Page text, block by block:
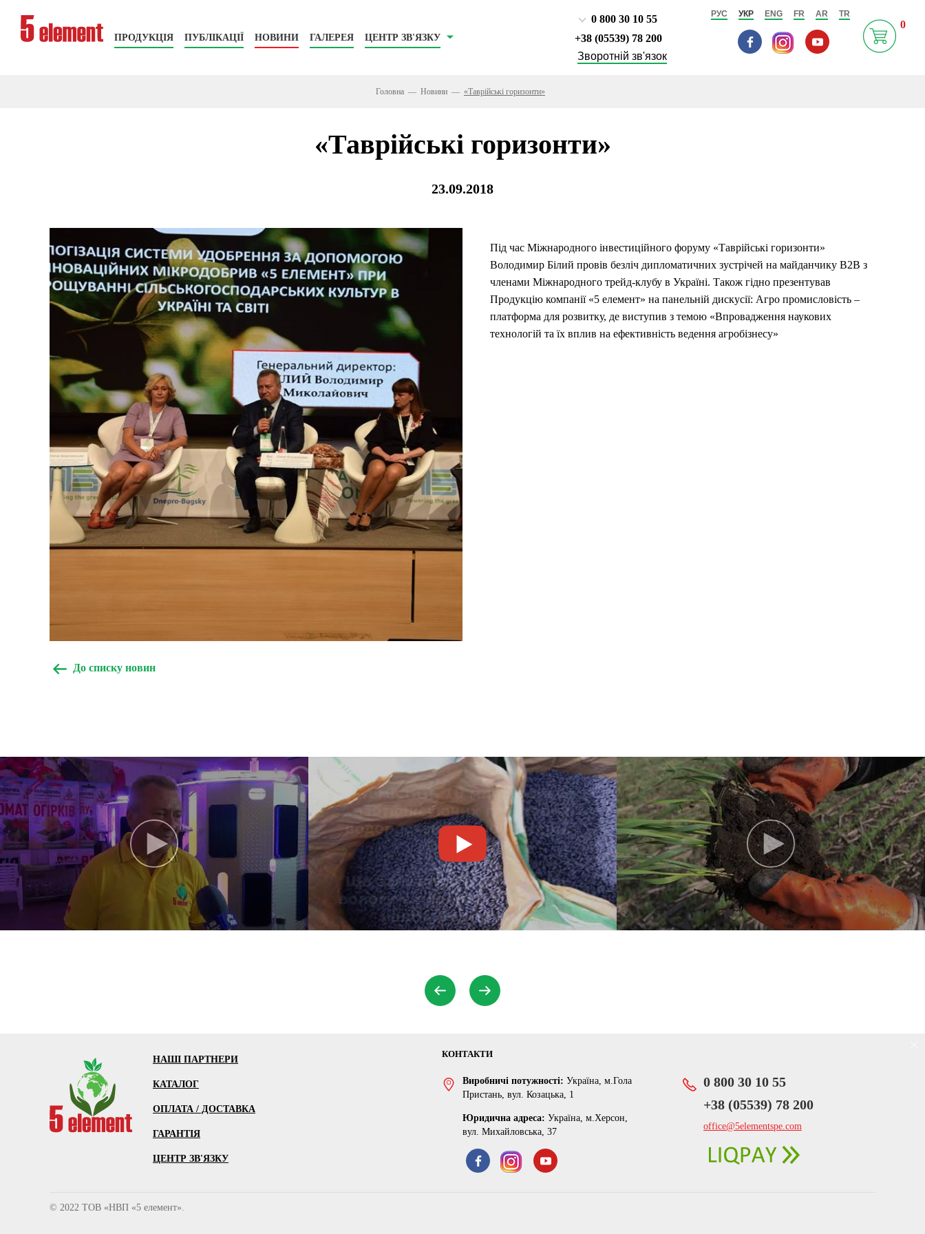
ПРОДУКЦІЯ ПУБЛІКАЦІЇ НОВИНИ ГАЛЕРЕЯ ЦЕНТР ЗВ'ЯЗКУ
0 800 30 10 55
‎+38 (05539) 78 200
Зворотній зв'язок
РУС УКР ENG FR AR TR
0
Головна Новини «Таврійські горизонти»
«Таврійські горизонти»
23.09.2018
Під час Міжнародного інвестиційного форуму «Таврійські горизонти»
Володимир Білий провів безліч дипломатичних зустрічей на майданчику В2В з
членами Міжнародного трейд-клубу в Україні. Також гідно презентував
Продукцію компанії «5 елемент» на панельній дискусії: Агро промисловість –
платформа для розвитку, де виступив з темою «Впровадження наукових
технологій та їх вплив на ефективність ведення агробізнесу»
До списку новин
НАШІ ПАРТНЕРИ
КАТАЛОГ
ОПЛАТА / ДОСТАВКА
ГАРАНТІЯ
ЦЕНТР ЗВ'ЯЗКУ
КОНТАКТИ
Виробничі потужності: Україна, м.Гола
Пристань, вул. Козацька, 1
Юридична адреса: Україна, м.Херсон,
вул. Михайловська, 37
0 800 30 10 55
‎+38 (05539) 78 200
office@5elementspe.com
© 2022 ТОВ «НВП «5 елемент».